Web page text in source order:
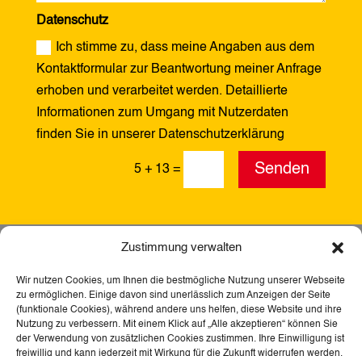
Zustimmung verwalten
Wir nutzen Cookies, um Ihnen die bestmögliche Nutzung unserer Webseite
zu ermöglichen. Einige davon sind unerlässlich zum Anzeigen der Seite
(funktionale Cookies), während andere uns helfen, diese Website und ihre
Nutzung zu verbessern. Mit einem Klick auf „Alle akzeptieren“ können Sie
der Verwendung von zusätzlichen Cookies zustimmen. Ihre Einwilligung ist
freiwillig und kann jederzeit mit Wirkung für die Zukunft widerrufen werden.
Datenschutz
Ich stimme zu, dass meine Angaben aus dem
Kontaktformular zur Beantwortung meiner Anfrage
erhoben und verarbeitet werden. Detaillierte
Informationen zum Umgang mit Nutzerdaten
finden Sie in unserer Datenschutzerklärung
5 + 13 = Senden